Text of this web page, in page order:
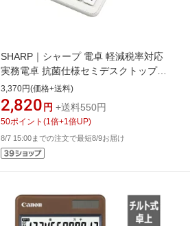
SHARP｜シャープ 電卓 軽減税率対応
実務電卓 抗菌仕様セミデスクトップタ
イプ［W税率対応/12桁］ EL-SA92-X
[12桁 /W税率対応]
3,370円(価格+送料)
2,820 円 +送料550円
50ポイント (1 倍+1 倍UP)
8/7 15:00までの注文で最短8/9お届け